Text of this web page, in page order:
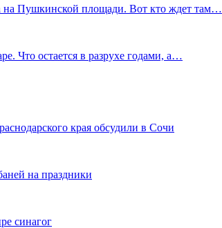
на Пушкинской площади. Вот кто ждет там…
Что остается в разрухе годами, а…
края обсудили в Сочи
на праздники
синагог